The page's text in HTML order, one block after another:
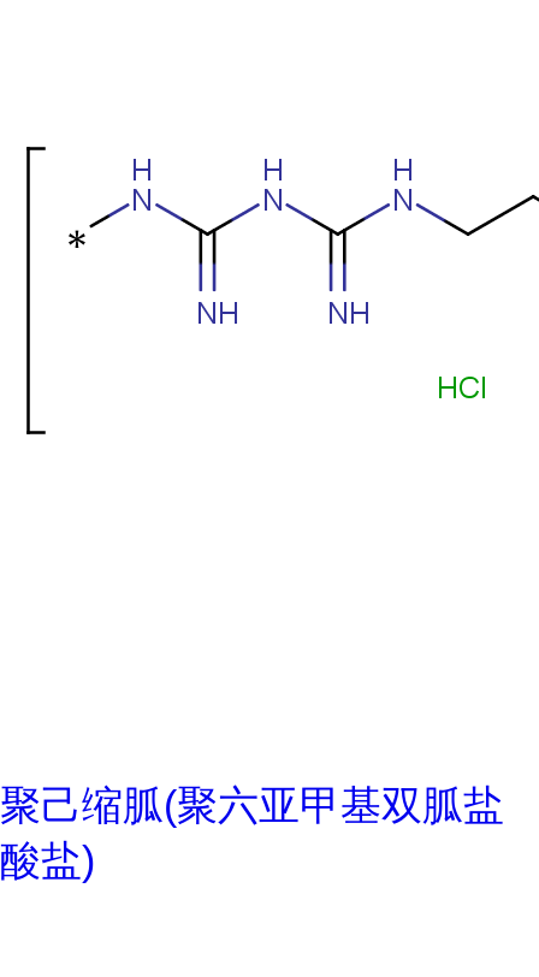
聚己缩胍(聚六亚甲基双胍盐
酸盐)